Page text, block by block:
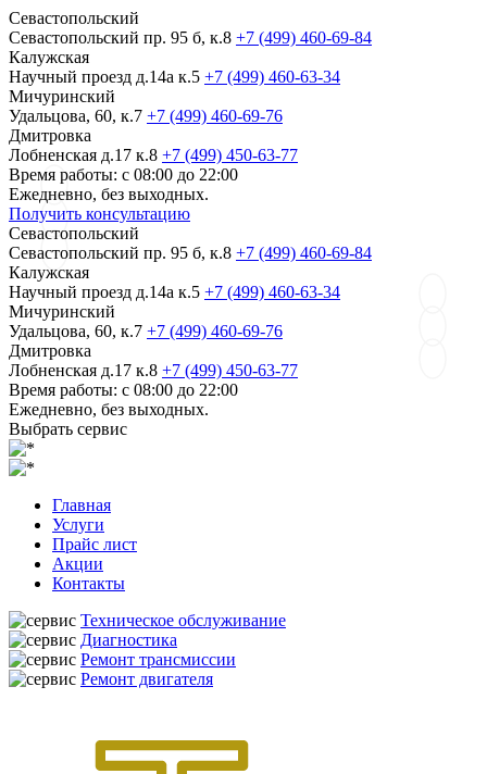
Севастопольский
Севастопольский пр. 95 б, к.8 +7 (499) 460-69-84
Калужская
Научный проезд д.14а к.5 +7 (499) 460-63-34
Мичуринский
Удальцова, 60, к.7 +7 (499) 460-69-76
Дмитровка
Лобненская д.17 к.8 +7 (499) 450-63-77
Время работы: с 08:00 до 22:00
Ежедневно, без выходных.
Получить консультацию
Севастопольский
Севастопольский пр. 95 б, к.8 +7 (499) 460-69-84
Калужская
Научный проезд д.14а к.5 +7 (499) 460-63-34
Мичуринский
Удальцова, 60, к.7 +7 (499) 460-69-76
Дмитровка
Лобненская д.17 к.8 +7 (499) 450-63-77
Время работы: с 08:00 до 22:00
Ежедневно, без выходных.
Выбрать сервис
Главная
Услуги
Прайс лист
Акции
Контакты
Техническое обслуживание
Диагностика
Ремонт трансмиссии
Ремонт двигателя